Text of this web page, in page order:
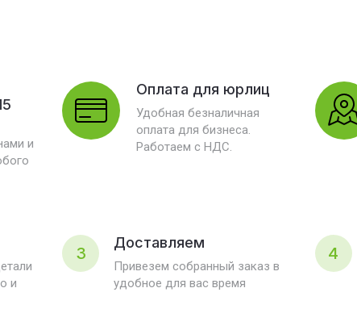
и
Оплата для юрлиц
Удобная безналичная
оплата для бизнеса.
Работаем с НДС.
и
3
Доставляем
Привезем собранный заказ в
удобное для вас время
4